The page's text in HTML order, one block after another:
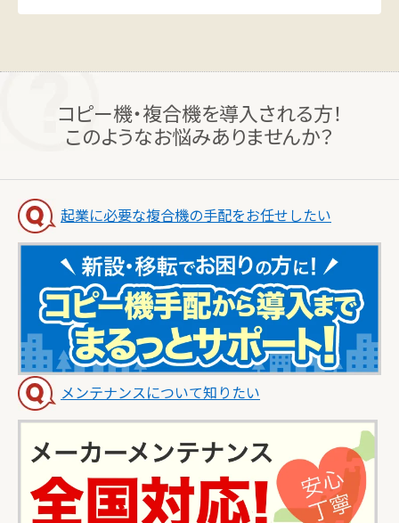
コピー機・複合機を導入される方！
このようなお悩みありませんか？
起業に必要な複合機の手配をお任せしたい
メンテナンスについて知りたい